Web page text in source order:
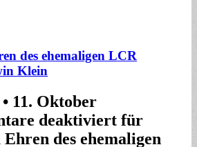
des ehemaligen LCR
Klein
• 11. Oktober
deaktiviert für
des ehemaligen